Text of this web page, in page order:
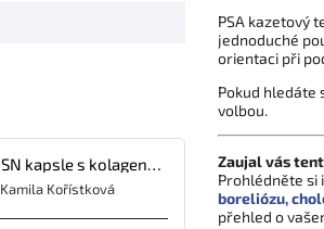
Kamila Kořístková
PSA kazetový
jednoduché
orientaci při
Pokud hledáte
volbou.
Zaujal vás
Prohlédněte si
boreliózu,
přehled o